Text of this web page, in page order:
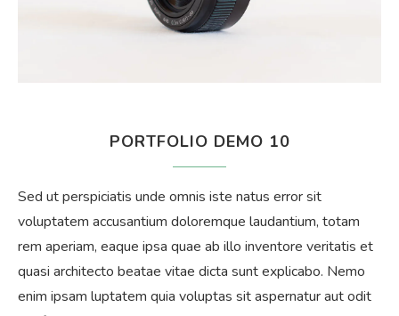
PORTFOLIO DEMO 10
Sed ut perspiciatis unde omnis iste natus error sit
voluptatem accusantium doloremque laudantium, totam
rem aperiam, eaque ipsa quae ab illo inventore veritatis et
quasi architecto beatae vitae dicta sunt explicabo. Nemo
enim ipsam luptatem quia voluptas sit aspernatur aut odit